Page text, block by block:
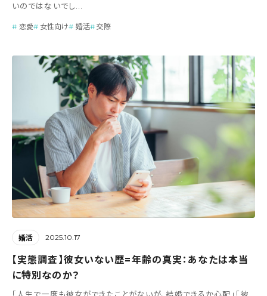
いのではないでし...
恋愛 女性向け 婚活 交際
婚活 2025.10.17
【実態調査】彼女いない歴=年齢の真実：あなたは本当
に特別なのか？